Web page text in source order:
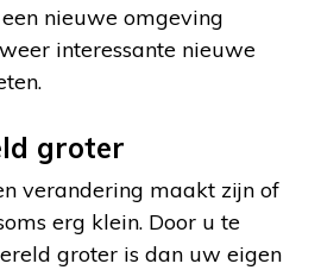
nieuwe omgeving
interessante nieuwe
groter
verandering maakt zijn of
erg klein. Door u te
groter is dan uw eigen